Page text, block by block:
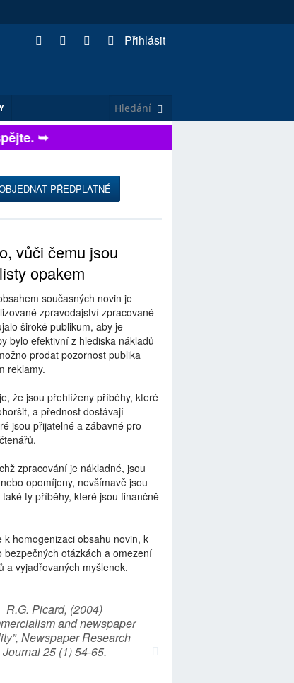
Přihlásit
➥
PŘEDPLATNÉ
vůči čemu jsou
opakem
současných novin je
zpravodajství zpracované
široké publikum, aby je
bylo efektivní z hlediska nákladů
prodat pozornost publika
reklamy.
že jsou přehlíženy příběhy, které
a přednost dostávají
jsou přijatelné a zábavné pro
zpracování je nákladné, jsou
opomíjeny, nevšímavě jsou
ty příběhy, které jsou finančně
k homogenizaci obsahu novin, k
bezpečných otázkách a omezení
a vyjadřovaných myšlenek.
R.G. Picard, (2004)
and newspaper
Newspaper Research
Journal 25 (1) 54-65.